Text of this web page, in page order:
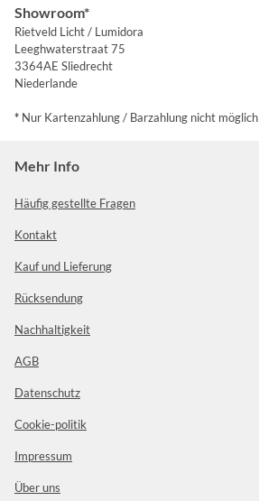
Showroom*
Rietveld Licht / Lumidora
Leeghwaterstraat 75
3364AE Sliedrecht
Niederlande
* Nur Kartenzahlung / Barzahlung nicht möglich
Mehr Info
Häufig gestellte Fragen
Kontakt
Kauf und Lieferung
Rücksendung
Nachhaltigkeit
AGB
Datenschutz
Cookie-politik
Impressum
Über uns